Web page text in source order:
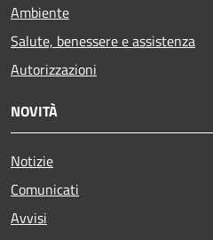
Ambiente
Salute, benessere e assistenza
Autorizzazioni
NOVITÀ
Notizie
Comunicati
Avvisi